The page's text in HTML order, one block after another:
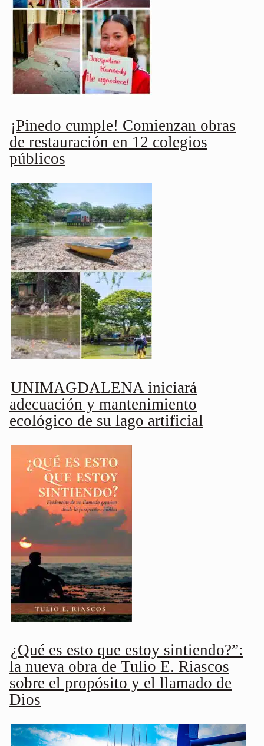
¡Pinedo cumple! Comienzan obras
de restauración en 12 colegios
públicos
UNIMAGDALENA iniciará
adecuación y mantenimiento
ecológico de su lago artificial
¿Qué es esto que estoy sintiendo?”:
la nueva obra de Tulio E. Riascos
sobre el propósito y el llamado de
Dios